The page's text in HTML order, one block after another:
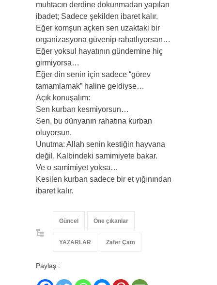
muhtacın derdine dokunmadan yapılan
ibadet; Sadece şekilden ibaret kalır.
Eğer komşun açken sen uzaktaki bir
organizasyona güvenip rahatlıyorsan…
Eğer yoksul hayatının gündemine hiç
girmiyorsa…
Eğer din senin için sadece “görev
tamamlamak” haline geldiyse…
Açık konuşalım:
Sen kurban kesmiyorsun…
Sen, bu dünyanın rahatına kurban
oluyorsun.
Unutma: Allah senin kestiğin hayvana
değil, Kalbindeki samimiyete bakar.
Ve o samimiyet yoksa…
Kesilen kurban sadece bir et yığınından
ibaret kalır.
Güncel Öne çıkanlar
YAZARLAR Zafer Çam
Paylaş :